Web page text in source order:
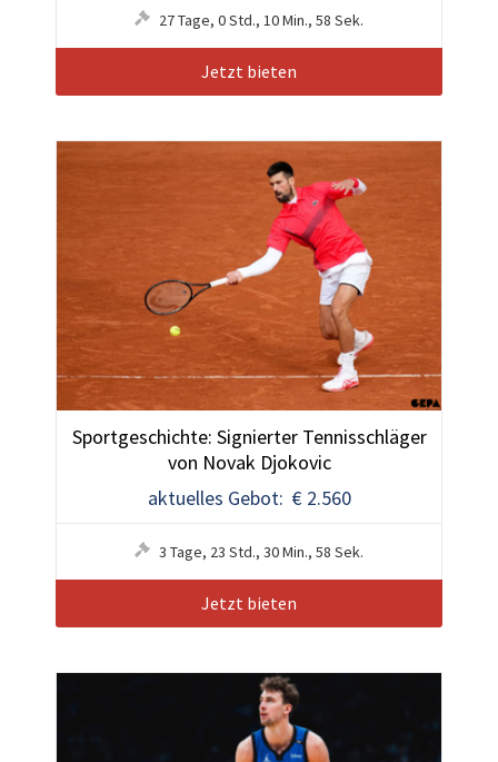
27Tage, 0Std., 10Min., 55 Sek.
Jetzt bieten
Sportgeschichte: Signierter Tennisschläger
von Novak Djokovic
aktuelles Gebot: € 2.560
3 Tage, 23 Std., 30Min., 55 Sek.
Jetzt bieten